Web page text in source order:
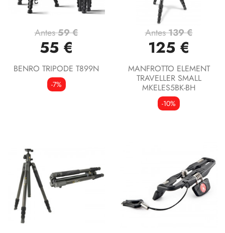
Antes59 €
55 €
BENRO TRIPODE T899N
-7%
Antes139 €
125 €
MANFROTTO ELEMENT
TRAVELLER SMALL
MKELES5BK-BH
-10%